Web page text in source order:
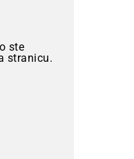
ste
stranicu.